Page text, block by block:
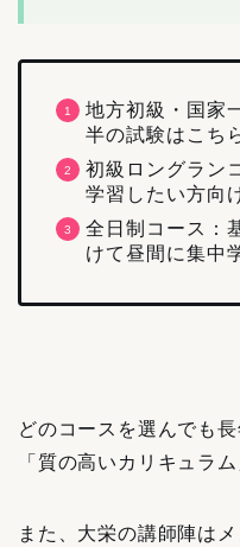
地方初級・国家
半の試験はこち
初級ロングラン
学習したい方向
全日制コース：
けて昼間に集中
どのコースを選んでも
「質の高いカリキュラ
また、大栄の講師陣は